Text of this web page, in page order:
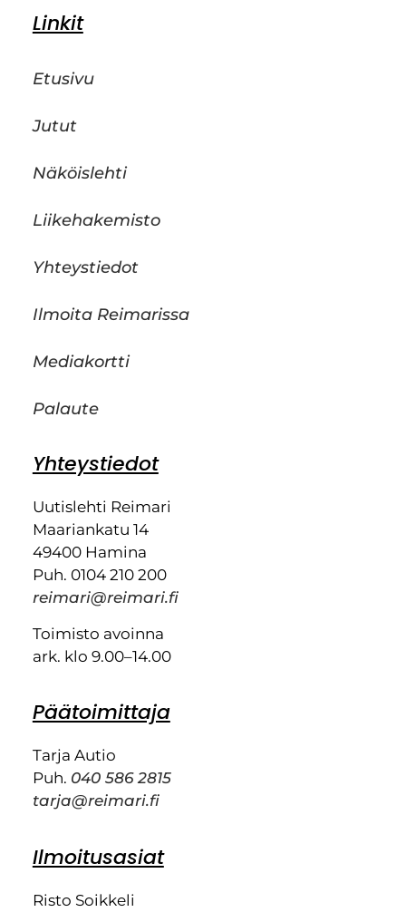
Linkit
Etusivu
Jutut
Näköislehti
Liikehakemisto
Yhteystiedot
Ilmoita Reimarissa
Mediakortti
Palaute
Yhteystiedot
Uutislehti Reimari
Maariankatu 14
49400 Hamina
Puh. 0104 210 200
reimari@reimari.fi
Toimisto avoinna
ark. klo 9.00–14.00
Päätoimittaja
Tarja Autio
Puh. 040 586 2815
tarja@reimari.fi
Ilmoitusasiat
Risto Soikkeli